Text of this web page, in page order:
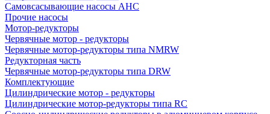
Самовсасывающие насосы АНС
Прочие насосы
Мотор-редукторы
Червячные мотор - редукторы
Червячные мотор-редукторы типа NMRW
Редукторная часть
Червячные мотор-редукторы типа DRW
Комплектующие
Цилиндрические мотор - редукторы
Цилиндрические мотор-редукторы типа RC